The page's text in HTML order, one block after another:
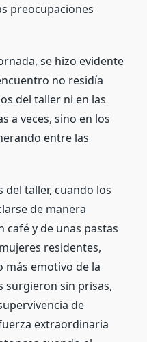
preocupaciones
se hizo evidente
no residía
del taller ni en las
a veces, sino en los
entre las
del taller, cuando los
de manera
café y de unas pastas
residentes,
más emotivo de la
surgieron sin prisas,
de
extraordinaria